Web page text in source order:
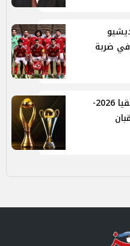
في ضربة
موعد قرعة دوري أبطال أفريقيا 2026-